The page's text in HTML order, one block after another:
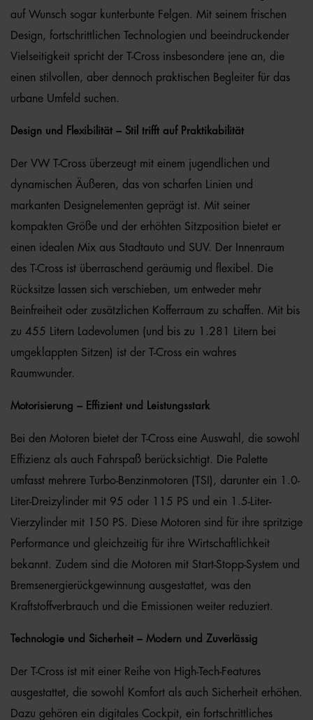
auf Wunsch sogar kunterbunte Felgen. Mit seinem frischen
Design, fortschrittlichen Technologien und beeindruckender
Vielseitigkeit spricht der T-Cross insbesondere jene an, die
einen stilvollen, aber dennoch praktischen Begleiter für das
urbane Umfeld suchen.
Design und Flexibilität – Stil trifft auf Praktikabilität
Der VW T-Cross überzeugt mit einem jugendlichen und
dynamischen Äußeren, das von scharfen Linien und
markanten Designelementen geprägt ist. Mit seiner
kompakten Größe und der erhöhten Sitzposition bietet er
einen idealen Mix aus Stadtauto und SUV. Der Innenraum
des T-Cross ist überraschend geräumig und flexibel. Die
Rücksitze lassen sich verschieben, um entweder mehr
Beinfreiheit oder zusätzlichen Kofferraum zu schaffen. Mit bis
zu 455 Litern Ladevolumen (und bis zu 1.281 Litern bei
umgeklappten Sitzen) ist der T-Cross ein wahres
Raumwunder.
Motorisierung – Effizient und Leistungsstark
Bei den Motoren bietet der T-Cross eine Auswahl, die sowohl
Effizienz als auch Fahrspaß berücksichtigt. Die Palette
umfasst mehrere Turbo-Benzinmotoren (TSI), darunter ein 1.0-
Liter-Dreizylinder mit 95 oder 115 PS und ein 1.5-Liter-
Vierzylinder mit 150 PS. Diese Motoren sind für ihre spritzige
Performance und gleichzeitig für ihre Wirtschaftlichkeit
bekannt. Zudem sind die Motoren mit Start-Stopp-System und
Bremsenergierückgewinnung ausgestattet, was den
Kraftstoffverbrauch und die Emissionen weiter reduziert.
Technologie und Sicherheit – Modern und Zuverlässig
Der T-Cross ist mit einer Reihe von High-Tech-Features
ausgestattet, die sowohl Komfort als auch Sicherheit erhöhen.
Dazu gehören ein digitales Cockpit, ein fortschrittliches